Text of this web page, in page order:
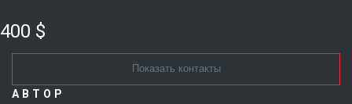
400 $
Показать контакты
АВТОР